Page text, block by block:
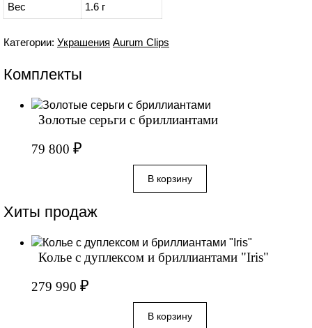
Вес
1.6 г
Категории: Украшения Aurum Clips
Комплекты
Золотые серьги с бриллиантами
79 800 ₽
Хиты продаж
Колье с дуплексом и бриллиантами "Iris"
279 990 ₽